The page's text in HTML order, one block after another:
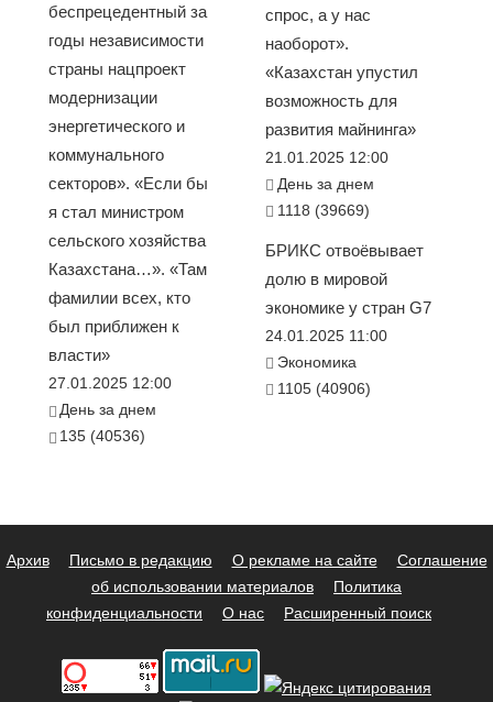
беспрецедентный за
годы независимости
страны нацпроект
модернизации
энергетического и
коммунального
секторов». «Если бы
я стал министром
сельского хозяйства
Казахстана…». «Там
фамилии всех, кто
был приближен к
власти»
27.01.2025 12:00
День за днем
135 (40536)
спрос, а у нас
наоборот».
«Казахстан упустил
возможность для
развития майнинга»
21.01.2025 12:00
День за днем
1118 (39669)
БРИКС отвоёвывает
долю в мировой
экономике у стран G7
24.01.2025 11:00
Экономика
1105 (40906)
Архив Письмо в редакцию О рекламе на сайте
Соглашение
об использовании материалов
Политика
конфиденциальности
О нас Расширенный поиск